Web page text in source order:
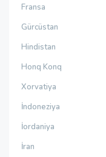
Fransa
Gürcüstan
Hindistan
Honq Konq
Xorvatiya
İndoneziya
İordaniya
İran